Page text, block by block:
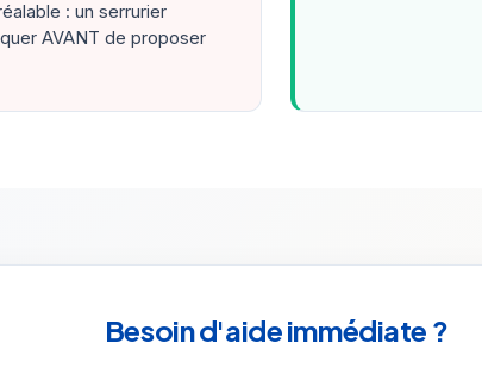
: un serrurier
AVANT de proposer
Besoin d'aide immédiate ?